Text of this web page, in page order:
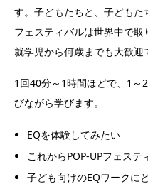
す。子どもたちと、子どもた
フェスティバルは世界中で
就学児から何歳までも大歓迎
1回40分～1時間ほどで、1～
びながら学びます。
EQを体験してみたい
これからPOP-UPフェステ
子ども向けのEQワークに